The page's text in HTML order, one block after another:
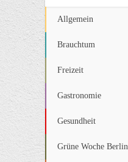
Allgemein
Brauchtum
Freizeit
Gastronomie
Gesundheit
Grüne Woche Berlin